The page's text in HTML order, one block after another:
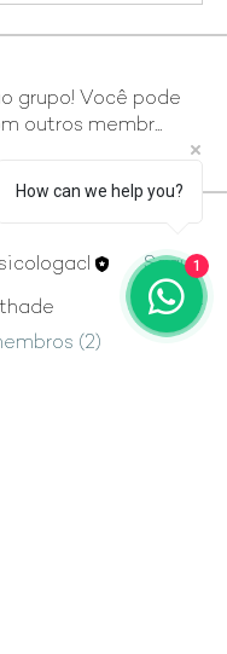
grupo! Você pode
outros membr...
Seguir
Seguir
(2)
How can we help you?
1